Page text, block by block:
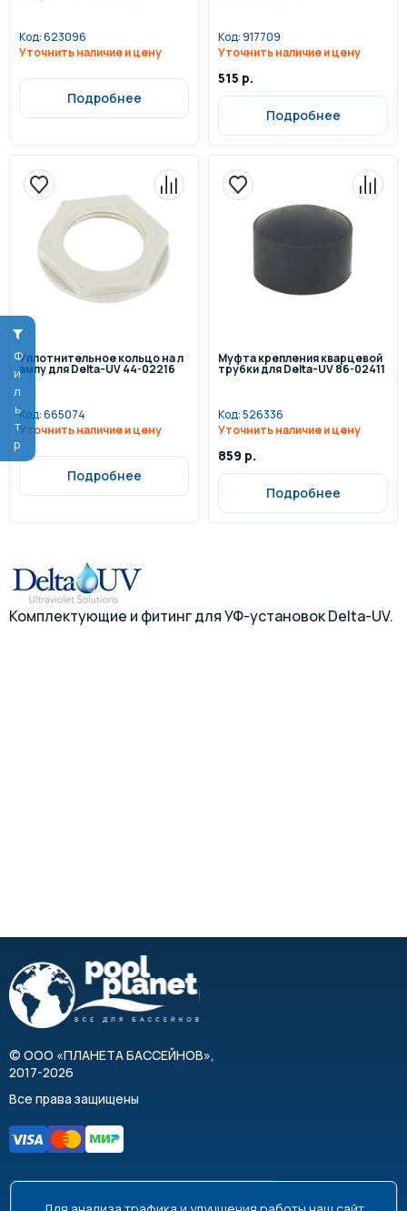
Фильтр
Код:623096
Уточнить наличие и цену
Подробнее
Код:917709
Уточнить наличие и цену
515 р.
Подробнее
Уплотнительное кольцо на л
ампу для Delta-UV 44-02216
Код:665074
Уточнить наличие и цену
Подробнее
Муфта крепления кварцевой
трубки для Delta-UV 86-02411
Код:526336
Уточнить наличие и цену
859 р.
Подробнее
Комплектующие и фитинг для УФ-установок Delta-UV.
© ООО «ПЛАНЕТА БАССЕЙНОВ»,
2017-2026
Все права защищены